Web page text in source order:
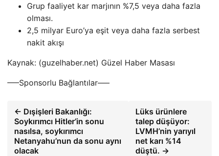
Grup faaliyet kar marjının %7,5 veya daha fazla
olması.
2,5 milyar Euro’ya eşit veya daha fazla serbest
nakit akışı
Kaynak: (guzelhaber.net) Güzel Haber Masası
—–Sponsorlu Bağlantılar—–
← Dışişleri Bakanlığı:
Soykırımcı Hitler’in sonu
nasılsa, soykırımcı
Netanyahu’nun da sonu aynı
olacak
Lüks ürünlere
talep düşüyor:
LVMH’nin yarıyıl
net karı %14
düştü. →